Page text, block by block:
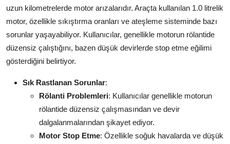
uzun kilometrelerde motor arızalarıdır. Araçta kullanılan 1.0 litrelik
motor, özellikle sıkıştırma oranları ve ateşleme sisteminde bazı
sorunlar yaşayabiliyor. Kullanıcılar, genellikle motorun rölantide
düzensiz çalıştığını, bazen düşük devirlerde stop etme eğilimi
gösterdiğini belirtiyor.
Sık Rastlanan Sorunlar:
Rölanti Problemleri: Kullanıcılar genellikle motorun
rölantide düzensiz çalışmasından ve devir
dalgalanmalarından şikayet ediyor.
Motor Stop Etme: Özellikle soğuk havalarda ve düşük